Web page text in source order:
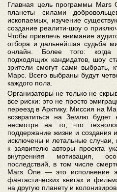
Главная цель программы Mars
планеты силами
ископаемых, изучение
создание реалити-шоу о
Чтобы привлечь внимание
отбора и дальнейшая судьба
онлайн. Более того:
подходящих кандидатов, шоу
зрители смогут сами выбрать,
Марс. Всего выбраны будут
каждого пола.
Организаторы не только не
все риски: это не просто
переезд в Арктику. Миссия на
возвратиться на Землю будет
несмотря на то, что
поддержание жизни и создания
исключены и летальные случаи,
к заявителю авторы проекта
внутренняя мотивация,
последствий, в том числе
Mars One — это исполнение
фантастических книгах и
на другую планету и